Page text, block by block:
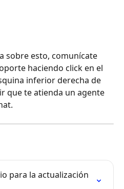
sobre esto, comunícate
haciendo click en el
inferior derecha de
que te atienda un agente
para la actualización